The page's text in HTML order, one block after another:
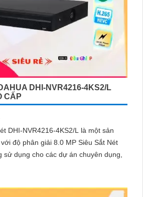
DHI-NVR4216-4KS2/L
CẤP
DHI-NVR4216-4KS2/L là một sản
độ phân giải 8.0 MP Siêu Sắt Nét